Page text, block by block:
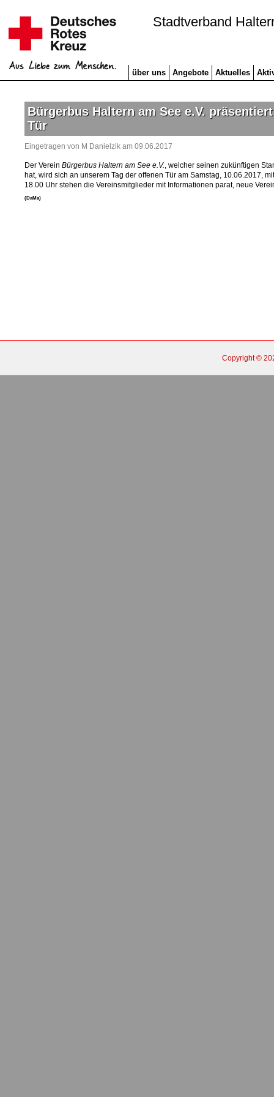
Stadtverband
über uns Angebote Aktuelles
Bürgerbus Haltern am See e.V.
Tür
Eingetragen von M Danielzik am 09.06.2017
Der Verein Bürgerbus Haltern am See e.V., welcher seinen zukünftigen
hat, wird sich an unserem Tag der offenen Tür am Samstag, 10.06.2017,
18.00 Uhr stehen die Vereinsmitglieder mit Informationen parat, neue
(DaMa)
Copyright ©